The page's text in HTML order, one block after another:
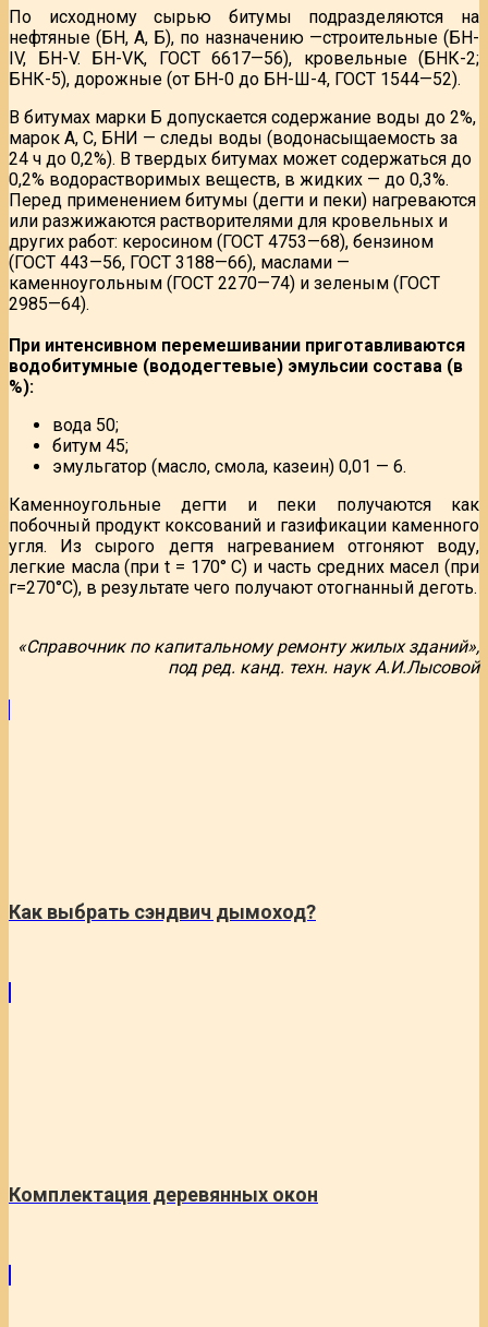
По исходному сырью битумы подразделяются на
нефтяные (БН, А, Б), по назначению —строительные (БН-
IV, БН-V. БН-VK, ГОСТ 6617—56), кровельные (БНК-2;
БНК-5), дорожные (от БН-0 до БН-Ш-4, ГОСТ 1544—52).
В битумах марки Б допускается содержание воды до 2%,
марок А, С, БНИ — следы воды (водонасыщаемость за
24 ч до 0,2%). В твердых битумах может содержаться до
0,2% водорастворимых веществ, в жидких — до 0,3%.
Перед применением битумы (дегти и пеки) нагреваются
или разжижаются растворителями для кровельных и
других работ: керосином (ГОСТ 4753—68), бензином
(ГОСТ 443—56, ГОСТ 3188—66), маслами —
каменноугольным (ГОСТ 2270—74) и зеленым (ГОСТ
2985—64).
При интенсивном перемешивании приготавливаются
водобитумные (вододегтевые) эмульсии состава (в
%):
вода 50;
битум 45;
эмульгатор (масло, смола, казеин) 0,01 — 6.
Каменноугольные дегти и пеки получаются как
побочный продукт коксований и газификации каменного
угля. Из сырого дегтя нагреванием отгоняют воду,
легкие масла (при t = 170° С) и часть средних масел (при
г=270°С), в результате чего получают отогнанный деготь.
«Справочник по капитальному ремонту жилых зданий»,
под ред. канд. техн. наук А.И.Лысовой
Как выбрать сэндвич дымоход?
Комплектация деревянных окон